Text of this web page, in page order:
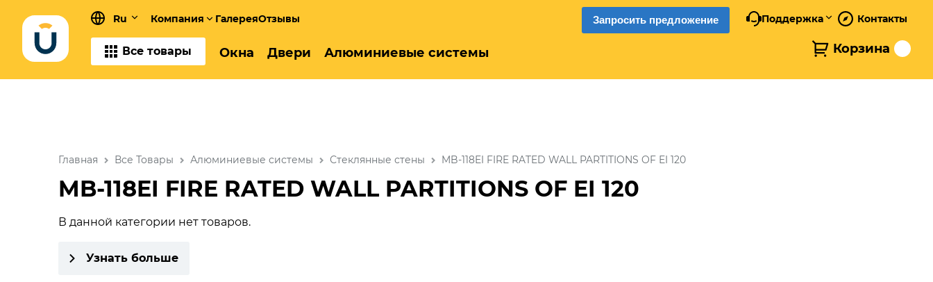
Ru Компания ГалереяОтзывы
Все товары Окна Двери Алюминиевые системы
Запросить предложение Поддержка Контакты
Корзина
Главная Все Товары Алюминиевые системы Стеклянные стены MB-118EI FIRE RATED WALL PARTITIONS OF EI 120
MB-118EI FIRE RATED WALL PARTITIONS OF EI 120
В данной категории нет товаров.
Узнать больше